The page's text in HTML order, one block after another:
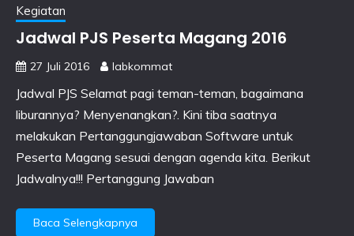
Kegiatan
Jadwal PJS Peserta Magang 2016
27 Juli 2016 labkommat
Jadwal PJS Selamat pagi teman-teman, bagaimana
liburannya? Menyenangkan?. Kini tiba saatnya
melakukan Pertanggungjawaban Software untuk
Peserta Magang sesuai dengan agenda kita. Berikut
Jadwalnya!!! Pertanggung Jawaban
Baca Selengkapnya